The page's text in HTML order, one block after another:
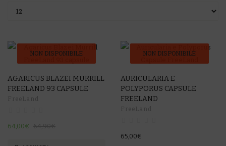
NON DISPONIBILE
AGARICUS BLAZEI MURRILL
FREELAND 93 CAPSULE
64,00€
NON DISPONIBILE
AURICULARIA E
POLYPORUS CAPSULE
FREELAND
65,00€